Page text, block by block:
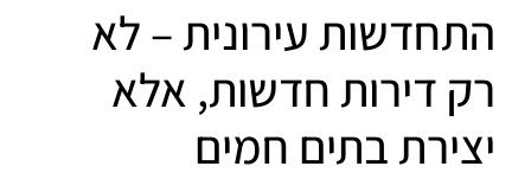
התחדשות עירונית – לא
רק דירות חדשות, אלא
יצירת בתים חמים